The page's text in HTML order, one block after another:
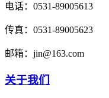
电话： 0531-89005613
传真： 0531-89005623
邮箱： jin@163.com
关于我们